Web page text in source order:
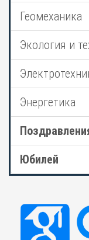
Геомеханика
Экология и
Энергетика
Юбилей